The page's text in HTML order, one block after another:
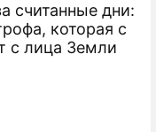
считанные дни:
которая с
с лица Земли
Миллой